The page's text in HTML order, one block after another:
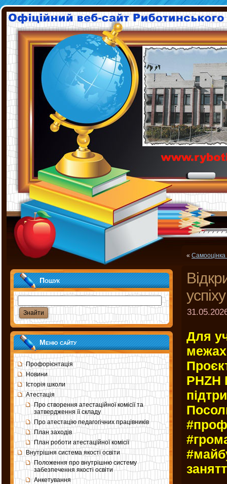
Пошук
Меню сайту
Профорієнтація
Новини
Історія школи
Атестація
Про створення атестаційної комісії та
затвердження її складу
Про атестацію педагогічних працівників
План заходів
План роботи атестаційної комісії
Внутрішня система якості освіти
Положення про внутрішню систему
забезпечення якості освіти
Анкетування
« Самооцінка
успіху
Для
межах
PHZH